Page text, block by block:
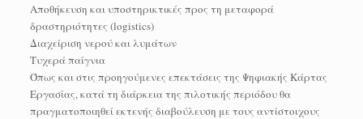
Αποθήκευση και υποστηρικτικές προς τη μεταφορά
δραστηριότητες (logistics)
Διαχείριση νερού και λυμάτων
Τυχερά παίγνια
Όπως και στις προηγούμενες επεκτάσεις της Ψηφιακής Κάρτας
Εργασίας, κατά τη διάρκεια της πιλοτικής περιόδου θα
πραγματοποιηθεί εκτενής διαβούλευση με τους αντίστοιχους